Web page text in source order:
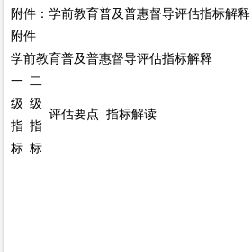
附件：学前教育普及普惠督导评估指标解释
附件
学前教育普及普惠督导评估指标解释
一
级
指
标
二
级
指
标
评估要点 指标解读